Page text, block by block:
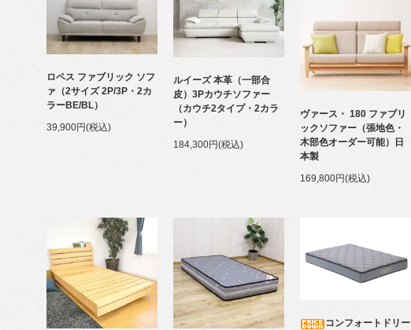
ロペス ファブリック ソフ
ァ（2サイズ 2P/3P・2カ
ラーBE/BL）
39,900円(税込)
ルイーズ 本革（一部合
皮）3Pカウチソファー
（カウチ2タイプ・2カラ
ー）
184,300円(税込)
ヴァース・ 180 ファブリ
ックソファー（張地色・
木部色オーダー可能）日
本製
169,800円(税込)
コンフォートドリー